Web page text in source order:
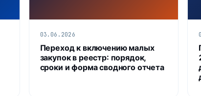
03.06.2026
Переход к включению малых
закупок в реестр: порядок,
сроки и форма сводного отчета